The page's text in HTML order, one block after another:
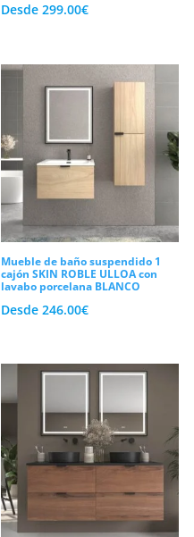
Desde299.00€
Mueble de baño suspendido 1
cajón SKIN ROBLE ULLOA con
lavabo porcelana BLANCO
Desde246.00€